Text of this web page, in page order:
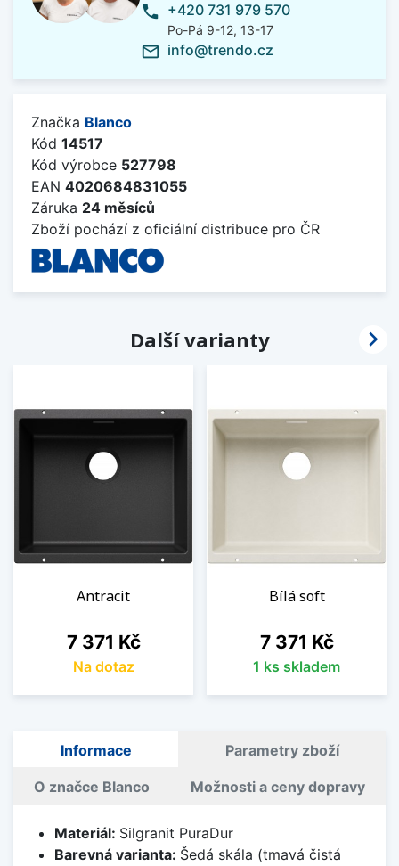
phone +420 731 979 570
Po-Pá 9-12, 13-17
mail_outline info@trendo.cz
Značka Blanco
Kód 14517
Kód výrobce 527798
EAN 4020684831055
Záruka 24 měsíců
Zboží pochází z oficiální distribuce pro ČR
Další varianty
Antracit
Cena
7 371 Kč
Na dotaz
Bílá soft
Cena
7 371 Kč
1 ks skladem

Informace Parametry zboží
O značce Blanco Možnosti a ceny dopravy
Materiál: Silgranit PuraDur
Barevná varianta: Šedá skála (tmavá čistá